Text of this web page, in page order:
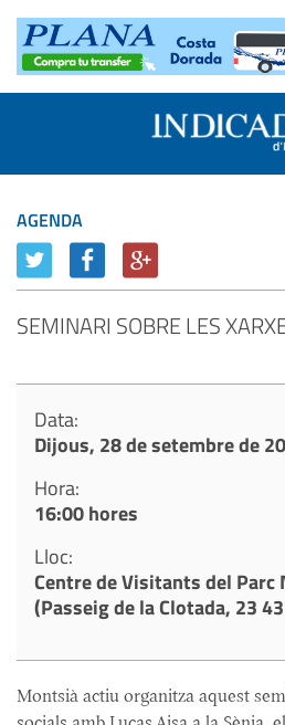
AGENDA
SEMINARI SOBRE LES
Data:
Dijous, 28 de setembre de
Hora:
16:00 hores
Lloc:
Centre de Visitants del
(Passeig de la Clotada, 23
Montsià actiu organitza aquest